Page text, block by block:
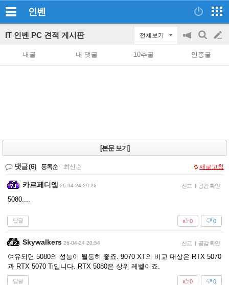
인벤
IT 인벤 PC 견적 게시판 전체보기
공
on/off
검
색
글
쓰
내글 내 댓글 10추글 인증글
[본문 보기]
댓글(6) 등록순 최신순 새로고침
카르페디엠 26-04-24 20:26 신고 | 공감 확인
5080....
답글 0
0
Skywalkers 26-04-24 20:54 신고 | 공감 확인
여유되면 5080의 성능이 월등히 좋죠. 9070 XT의 비교 대상은 RTX 5070
과 RTX 5070 Ti입니다. RTX 5080은 상위 레벨이죠.
답글 0
0